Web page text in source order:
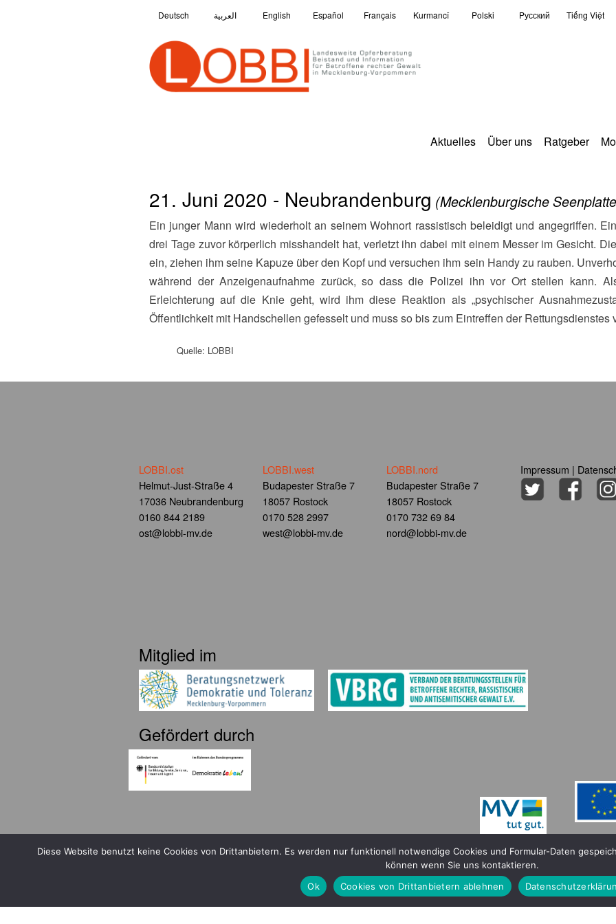
Deutsch العربية English Español Français Kurmancî Polski Pусский Tiếng Việt
Aktuelles Über uns Ratgeber
21. Juni 2020 - Neubrandenburg (Mecklenburgische
Ein junger Mann wird wiederholt an seinem Wohnort rassistisch beleidigt und angegriffen. Einer der zwei Täter, der ihn schon
drei Tage zuvor körperlich misshandelt hat, verletzt ihn dabei mit einem Messer im Gesicht.
ein, ziehen ihm seine Kapuze über den Kopf und versuchen ihm sein Handy zu rauben.
während der Anzeigenaufnahme zurück, so dass die Polizei ihn vor Ort stellen kann.
Erleichterung auf die Knie geht, wird ihm diese Reaktion als „psychischer
Öffentlichkeit mit Handschellen gefesselt und muss so bis zum Eintreffen der Rettungsdienstes
Quelle: LOBBI
LOBBI.ost
Helmut-Just-Straße 4
17036 Neubrandenburg
0160 844 2189
ost@lobbi-mv.de
LOBBI.west
Budapester Straße 7
18057 Rostock
0170 528 2997
west@lobbi-mv.de
LOBBI.nord
Budapester Straße 7
18057 Rostock
0170 732 69 84
nord@lobbi-mv.de
Impressum |
Mitglied im
Gefördert durch
Copyright © 2026 by LOBBI – Für Betroffene rechter Gewalt
Diese Website benutzt keine Cookies von Drittanbietern. Es werden nur funktionell notwendige Cookies und Formular-Daten
können wenn Sie uns kontaktieren.
Ok
Cookies von Drittanbietern ablehnen